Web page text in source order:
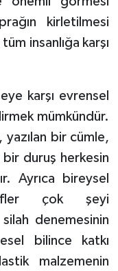
kirletilmesi
insanlığa karşı
karşı evrensel
mümkündür.
bir cümle,
duruş herkesin
Ayrıca bireysel
çok şeyi
denemesinin
bilince katkı
malzemenin